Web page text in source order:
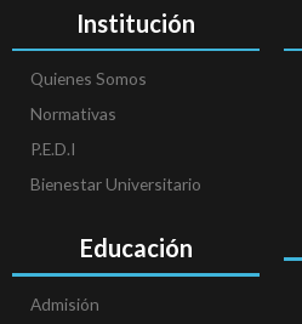
Institución
Quienes Somos
Normativas
P.E.D.I
Bienestar Universitario
Educación
Admisión